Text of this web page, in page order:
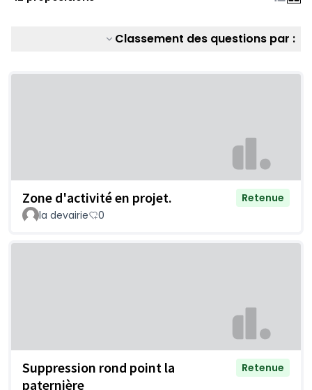
Classement des questions par :
Zone d'activité en projet.
Retenue
la devairie
0
Suppression rond point la
paternière
Retenue